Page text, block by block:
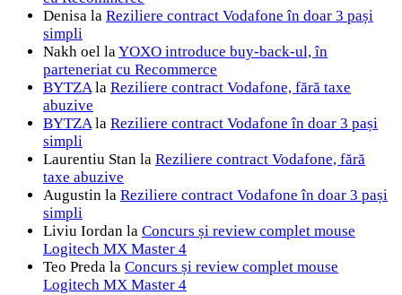
Denisa la Reziliere contract Vodafone în doar 3 pași
simpli
Nakh oel laYOXO introduce buy-back-ul, în
parteneriat cu Recommerce
BYTZAla Reziliere contract Vodafone, fără taxe
abuzive
BYTZAla Reziliere contract Vodafone în doar 3 pași
simpli
Laurentiu Stan la Reziliere contract Vodafone, fără
taxe abuzive
Augustin la Reziliere contract Vodafone în doar 3 pași
simpli
Liviu Iordan la Concurs și review complet mouse
Logitech MX Master 4
Teo Preda la Concurs și review complet mouse
Logitech MX Master 4